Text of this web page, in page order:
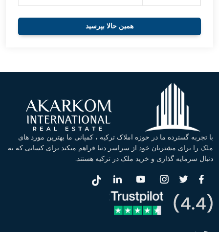
همین حالا بپرسید
با تجربه گسترده ما در حوزه املاک ترکیه ، کمپانی ما بهترین مورد های
ملک را برای مشتریان خود از سراسر دنیا فراهم میکند برای کسانی که به
دنبال سرمایه گذاری و خرید ملک در ترکیه هستند.